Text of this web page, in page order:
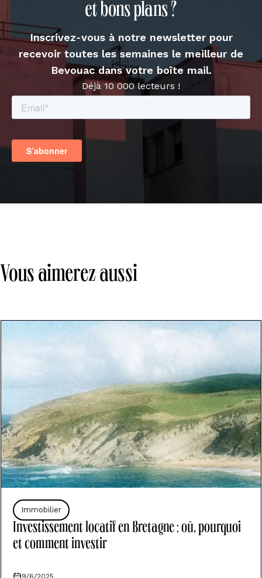
et bons plans ?
Inscrivez-vous à notre newsletter pour
recevoir toutes les semaines le meilleur de
Bevouac dans votre boîte mail.
Déjà 10 000 lecteurs !
Vous aimerez aussi
Immobilier
Investissement locatif en Bretagne : où, pourquoi
et comment investir
9/6/2025